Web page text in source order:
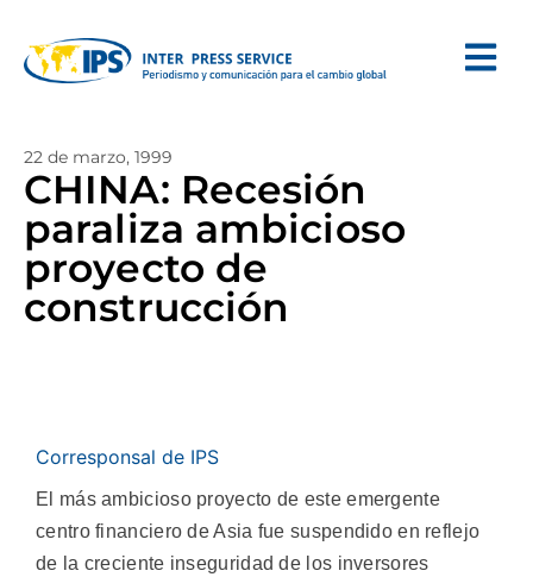
22 de marzo, 1999
CHINA: Recesión
paraliza ambicioso
proyecto de
construcción
Corresponsal de IPS
El más ambicioso proyecto de este emergente
centro financiero de Asia fue suspendido en reflejo
de la creciente inseguridad de los inversores